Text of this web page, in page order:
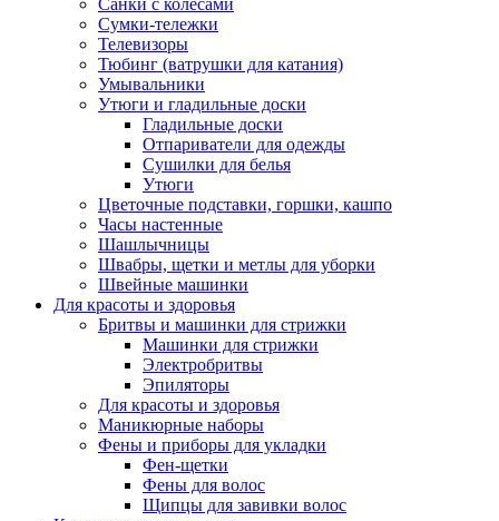
Сумки-тележки
Телевизоры
Тюбинг (ватрушки для катания)
Умывальники
Утюги и гладильные доски
Гладильные доски
Отпариватели для одежды
Сушилки для белья
Утюги
Цветочные подставки, горшки, кашпо
Часы настенные
Шашлычницы
Швабры, щетки и метлы для уборки
Швейные машинки
Для красоты и здоровья
Бритвы и машинки для стрижки
Машинки для стрижки
Электробритвы
Эпиляторы
Для красоты и здоровья
Маникюрные наборы
Фены и приборы для укладки
Фен-щетки
Фены для волос
Щипцы для завивки волос